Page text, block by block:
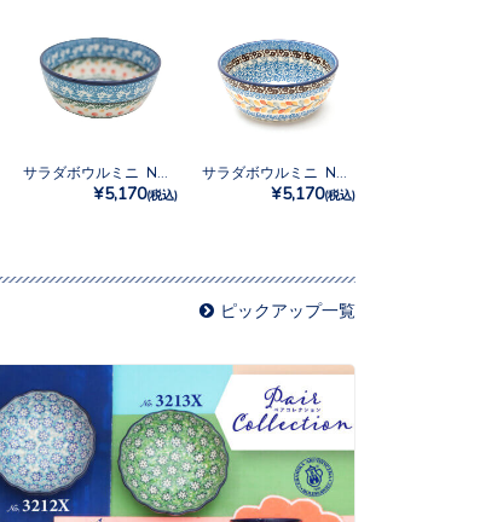
¥5,170(税込) ¥5,170(税込)
ピックアップ一覧